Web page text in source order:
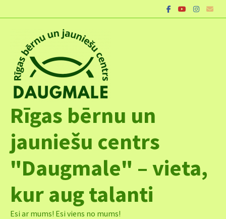
to
Rīgas bērnu un
jauniešu centrs
"Daugmale" – vieta,
kur aug talanti
Esi ar mums! Esi viens no mums!